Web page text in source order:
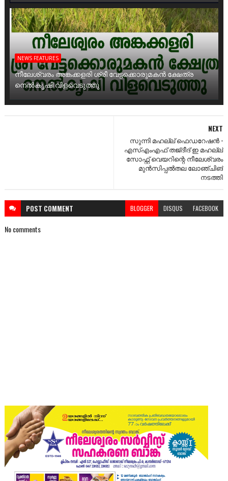
NEWS FEATURES
നീലേശ്വരം അങ്കക്കളരി ശ്രീ വേട്ടക്കൊരുമകൻ ക്ഷേത്ര
നെൽകൃഷി വിളവെടുത്തു
NEXT
സുന്നി മഹല്ല് ഫെഡറേഷൻ -
എസ്എംഎഫ് തജ്ദീദ് ഇ മഹല്ല്
സോഫ്റ്റ് വെയറിന്റെ നീലേശ്വരം
മുൻസിപ്പൽതല ലോഞ്ചിങ്
നടത്തി
POST COMMENT BLOGGER DISQUS FACEBOOK
No comments